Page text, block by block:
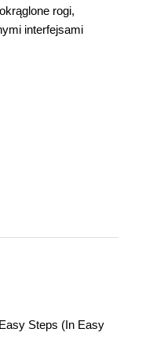
rogi,
interfejsami
Steps (In Easy